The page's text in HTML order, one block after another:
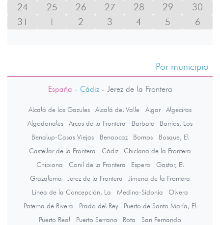
24
25 26 27 28 29
30
31
1 2 3 4 5 6
Por municipio
España - Cádiz- Jerez de la Frontera
Alcalá de los Gazules Alcalá del Valle Algar
Algeciras
Algodonales
Arcos de la Frontera Barbate
Barrios, Los
Benalup-Casas Viejas
Benaocaz Bornos
Bosque, El
Castellar de la Frontera
Cádiz
Chiclana de la Frontera
Chipiona
Conil de la Frontera Espera
Gastor, El
Grazalema
Jerez de la Frontera
Jimena de la Frontera
Línea de la Concepción, La
Medina-Sidonia
Olvera
Paterna de Rivera
Prado del Rey
Puerto de Santa María, El
Puerto Real
Puerto Serrano Rota
San Fernando